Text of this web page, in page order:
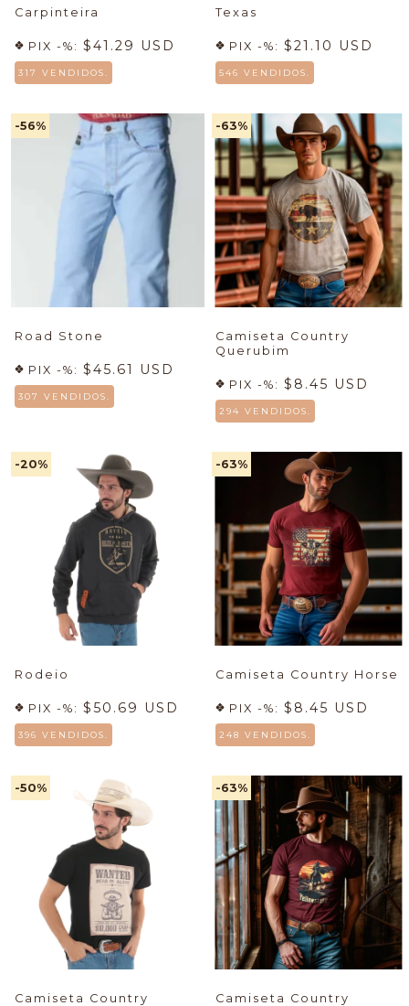
Carpinteira
PIX -%: $41.29 USD
317 VENDIDOS.
Texas
PIX -%: $21.10 USD
546 VENDIDOS.
-56%
Road Stone
PIX -%: $45.61 USD
307 VENDIDOS.
-63%
Camiseta Country
Querubim
PIX -%: $8.45 USD
294 VENDIDOS.
-20%
Rodeio
PIX -%: $50.69 USD
396 VENDIDOS.
-63%
Camiseta Country Horse
PIX -%: $8.45 USD
248 VENDIDOS.
-50%
Camiseta Country
-63%
Camiseta Country